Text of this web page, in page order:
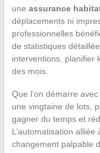
une assurance
déplacements ni
professionnelles
de statistiques
interventions, planifier
des mois.
Que l’on démarre
une vingtaine de lots,
gagner du temps et
L’automatisation alliée
changement palpable